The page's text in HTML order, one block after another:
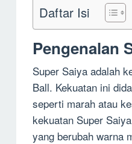
Daftar Isi
Pengenalan
Super Saiya adalah
Ball. Kekuatan ini
seperti marah atau
kekuatan Super
yang berubah warna